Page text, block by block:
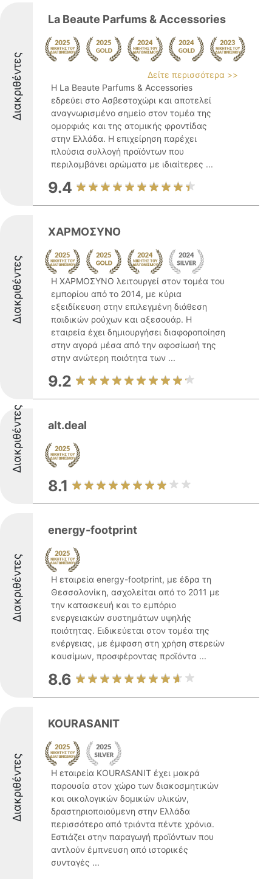
Διακριθέντες
La Beaute Parfums & Accessories
Δείτε περισσότερα >>
Η La Beaute Parfums & Accessories
εδρεύει στο Ασβεστοχώρι και αποτελεί
αναγνωρισμένο σημείο στον τομέα της
ομορφιάς και της ατομικής φροντίδας
στην Ελλάδα. Η επιχείρηση παρέχει
πλούσια συλλογή προϊόντων που
περιλαμβάνει αρώματα με ιδιαίτερες ...
9.4
Διακριθέντες
ΧΑΡΜΟΣΥΝΟ
Η ΧΑΡΜΟΣΥΝΟ λειτουργεί στον τομέα του
εμπορίου από το 2014, με κύρια
εξειδίκευση στην επιλεγμένη διάθεση
παιδικών ρούχων και αξεσουάρ. Η
εταιρεία έχει δημιουργήσει διαφοροποίηση
στην αγορά μέσα από την αφοσίωσή της
στην ανώτερη ποιότητα των ...
9.2
Διακριθέντες alt.deal
8.1
Διακριθέντες
energy-footprint
Η εταιρεία energy-footprint, με έδρα τη
Θεσσαλονίκη, ασχολείται από το 2011 με
την κατασκευή και το εμπόριο
ενεργειακών συστημάτων υψηλής
ποιότητας. Ειδικεύεται στον τομέα της
ενέργειας, με έμφαση στη χρήση στερεών
καυσίμων, προσφέροντας προϊόντα ...
8.6
Διακριθέντες
KOURASANIT
Η εταιρεία KOURASANIT έχει μακρά
παρουσία στον χώρο των διακοσμητικών
και οικολογικών δομικών υλικών,
δραστηριοποιούμενη στην Ελλάδα
περισσότερο από τριάντα πέντε χρόνια.
Εστιάζει στην παραγωγή προϊόντων που
αντλούν έμπνευση από ιστορικές
συνταγές ...